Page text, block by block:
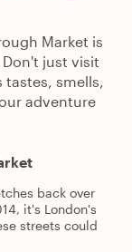
Market is
just visit
tastes, smells,
adventure
back over
it's London's
streets could